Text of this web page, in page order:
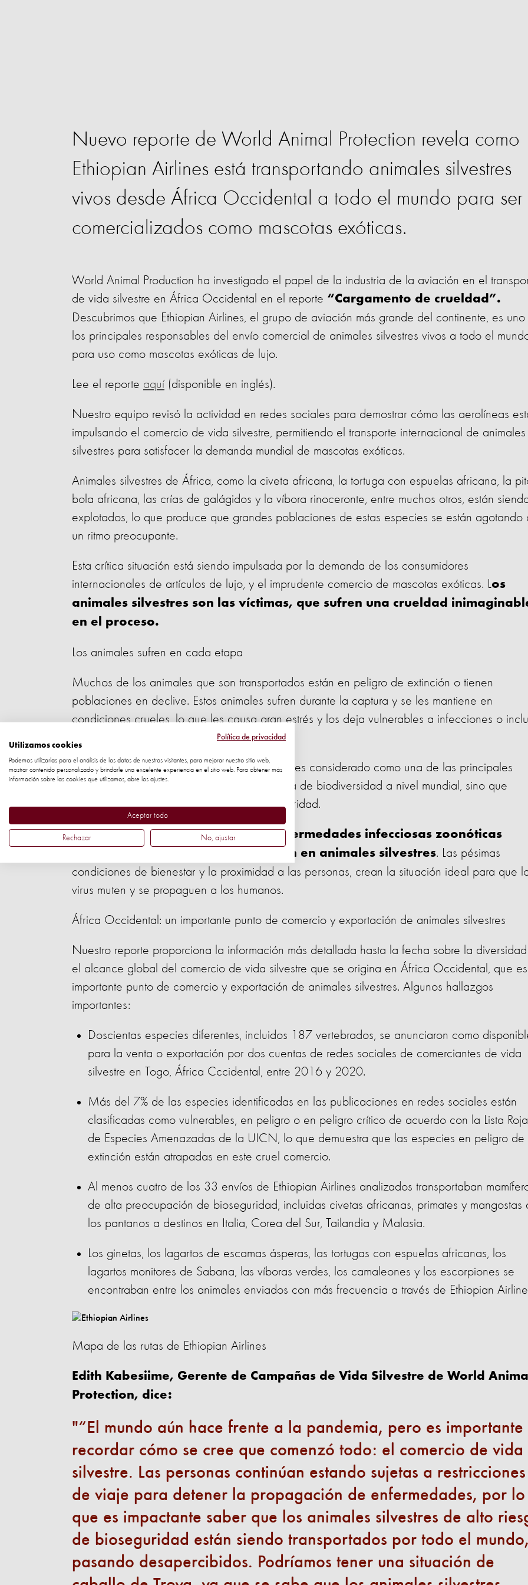
Nuevo reporte de World Animal Protection revela como
Ethiopian Airlines está transportando animales silvestres
vivos desde África Occidental a todo el mundo para ser
comercializados como mascotas exóticas.
World Animal Production ha investigado el papel de la industria de la aviación en el
de vida silvestre en África Occidental en el reporte “Cargamento de crueldad”.
Descubrimos que Ethiopian Airlines, el grupo de aviación más grande del continente, es uno
los principales responsables del envío comercial de animales silvestres vivos a todo el
para uso como mascotas exóticas de lujo.
Lee el reporte aquí (disponible en inglés).
Nuestro equipo revisó la actividad en redes sociales para demostrar cómo las aerolíneas
impulsando el comercio de vida silvestre, permitiendo el transporte internacional de animales
silvestres para satisfacer la demanda mundial de mascotas exóticas.
Animales silvestres de África, como la civeta africana, la tortuga con espuelas africana, la
bola africana, las crías de galágidos y la víbora rinoceronte, entre muchos otros, están
explotados, lo que produce que grandes poblaciones de estas especies se están agotando
un ritmo preocupante.
Esta crítica situación está siendo impulsada por la demanda de los consumidores
internacionales de artículos de lujo, y el imprudente comercio de mascotas exóticas. Los
animales silvestres son las víctimas, que sufren una crueldad
en el proceso.
Los animales sufren en cada etapa
Muchos de los animales que son transportados están en peligro de extinción o tienen
poblaciones en declive. Estos animales sufren durante la captura y se les mantiene en
condiciones crueles, lo que les causa gran estrés y los deja vulnerables a infecciones o
El comercio mundial de vida silvestre no sólo es considerado como una de las principales
causas del colapso de ecosistemas y pérdida de biodiversidad a nivel mundial, sino que
también plantea enormes riesgos de bioseguridad.
Se cree que más del 70% de las enfermedades infecciosas zoonóticas
emergentes en humanos se originan en animales silvestres. Las pésimas
condiciones de bienestar y la proximidad a las personas, crean la situación ideal para que
virus muten y se propaguen a los humanos.
África Occidental: un importante punto de comercio y exportación de animales silvestres
Nuestro reporte proporciona la información más detallada hasta la fecha sobre la
el alcance global del comercio de vida silvestre que se origina en África Occidental, que
importante punto de comercio y exportación de animales silvestres. Algunos hallazgos
importantes:
Doscientas especies diferentes, incluidos 187 vertebrados, se anunciaron como
para la venta o exportación por dos cuentas de redes sociales de comerciantes de vida
silvestre en Togo, África Cccidental, entre 2016 y 2020.
Más del 7% de las especies identificadas en las publicaciones en redes sociales están
clasificadas como vulnerables, en peligro o en peligro crítico de acuerdo con la Lista Roja
de Especies Amenazadas de la UICN, lo que demuestra que las especies en peligro de
extinción están atrapadas en este cruel comercio.
Al menos cuatro de los 33 envíos de Ethiopian Airlines analizados transportaban
de alta preocupación de bioseguridad, incluidas civetas africanas, primates y mangostas
los pantanos a destinos en Italia, Corea del Sur, Tailandia y Malasia.
Los ginetas, los lagartos de escamas ásperas, las tortugas con espuelas africanas, los
lagartos monitores de Sabana, las víboras verdes, los camaleones y los escorpiones se
encontraban entre los animales enviados con más frecuencia a través de Ethiopian
Mapa de las rutas de Ethiopian Airlines
Edith Kabesiime, Gerente de Campañas de Vida Silvestre de World
Protection, dice:
“El mundo aún hace frente a la pandemia, pero es importante
recordar cómo se cree que comenzó todo: el comercio de vida
silvestre. Las personas continúan estando sujetas a restricciones
de viaje para detener la propagación de enfermedades, por lo
que es impactante saber que los animales silvestres de alto
de bioseguridad están siendo transportados por todo el mundo,
pasando desapercibidos. Podríamos tener una situación de
Política de privacidad
Utilizamos cookies
Podemos utilizarlas para el análisis de los datos de nuestros visitantes, para mejorar nuestro sitio web,
mostrar contenido personalizado y brindarle una excelente experiencia en el sitio web. Para obtener más
información sobre las cookies que utilizamos, abre los ajustes.
Aceptar todo
Rechazar No, ajustar